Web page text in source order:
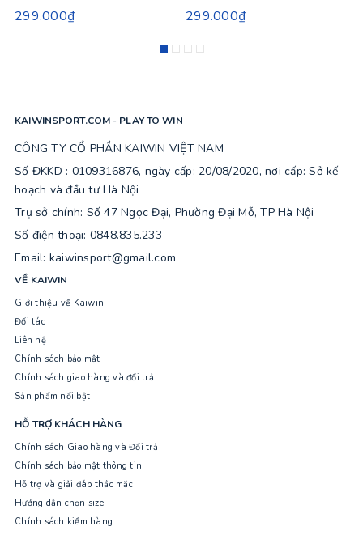
299.000₫ 299.000₫
KAIWINSPORT.COM - PLAY TO WIN
CÔNG TY CỔ PHẦN KAIWIN VIỆT NAM
Số ĐKKD : 0109316876, ngày cấp: 20/08/2020, nơi cấp: Sở kế
hoạch và đầu tư Hà Nội
Trụ sở chính: Số 47 Ngọc Đại, Phường Đại Mỗ, TP Hà Nội
Số điện thoại: 0848.835.233
Email: kaiwinsport@gmail.com
VỀ KAIWIN
Giới thiệu về Kaiwin
Đối tác
Liên hệ
Chính sách bảo mật
Chính sách giao hàng và đổi trả
Sản phẩm nổi bật
HỖ TRỢ KHÁCH HÀNG
Chính sách Giao hàng và Đổi trả
Chính sách bảo mật thông tin
Hỗ trợ và giải đáp thắc mắc
Hướng dẫn chọn size
Chính sách kiểm hàng